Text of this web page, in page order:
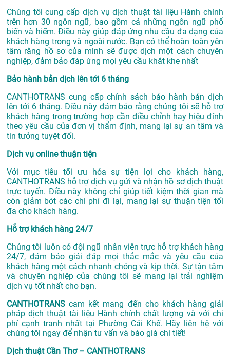
Chúng tôi cung cấp dịch vụ dịch thuật tài liệu Hành chính
trên hơn 30 ngôn ngữ, bao gồm cả những ngôn ngữ phổ
biến và hiếm. Điều này giúp đáp ứng nhu cầu đa dạng của
khách hàng trong và ngoài nước. Bạn có thể hoàn toàn yên
tâm rằng hồ sơ của mình sẽ được dịch một cách chuyên
nghiệp, đảm bảo đáp ứng mọi yêu cầu khắt khe nhất
Bảo hành bản dịch lên tới 6 tháng
CANTHOTRANS cung cấp chính sách bảo hành bản dịch
lên tới 6 tháng. Điều này đảm bảo rằng chúng tôi sẽ hỗ trợ
khách hàng trong trường hợp cần điều chỉnh hay hiệu đính
theo yêu cầu của đơn vị thẩm định, mang lại sự an tâm và
tin tưởng tuyệt đối.
Dịch vụ online thuận tiện
Với mục tiêu tối ưu hóa sự tiện lợi cho khách hàng,
CANTHOTRANS hỗ trợ dịch vụ gửi và nhận hồ sơ dịch thuật
trực tuyến. Điều này không chỉ giúp tiết kiệm thời gian mà
còn giảm bớt các chi phí đi lại, mang lại sự thuận tiện tối
đa cho khách hàng.
Hỗ trợ khách hàng 24/7
Chúng tôi luôn có đội ngũ nhân viên trực hỗ trợ khách hàng
24/7, đảm bảo giải đáp mọi thắc mắc và yêu cầu của
khách hàng một cách nhanh chóng và kịp thời. Sự tận tâm
và chuyên nghiệp của chúng tôi sẽ mang lại trải nghiệm
dịch vụ tốt nhất cho bạn.
CANTHOTRANS cam kết mang đến cho khách hàng giải
pháp dịch thuật tài liệu Hành chính chất lượng và với chi
phí cạnh tranh nhất tại Phường Cái Khế. Hãy liên hệ với
chúng tôi ngay để nhận tư vấn và báo giá chi tiết!
Dịch thuật Cần Thơ – CANTHOTRANS